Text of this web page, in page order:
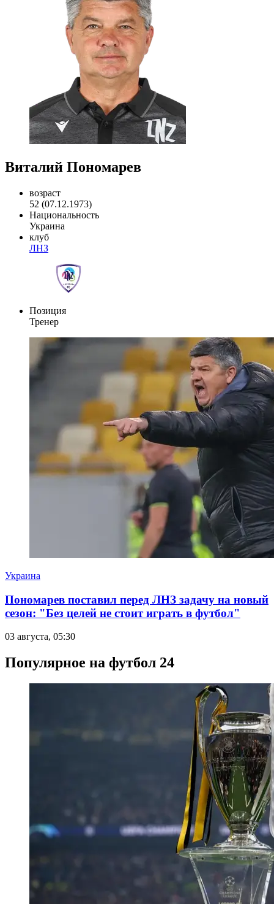
Виталий Пономарев
возраст
52 (07.12.1973)
Национальность
Украина
клуб
ЛНЗ
Позиция
Тренер
Украина
Пономарев поставил перед ЛНЗ задачу на новый
сезон: "Без целей не стоит играть в футбол"
03 августа, 05:30
Популярное на футбол 24